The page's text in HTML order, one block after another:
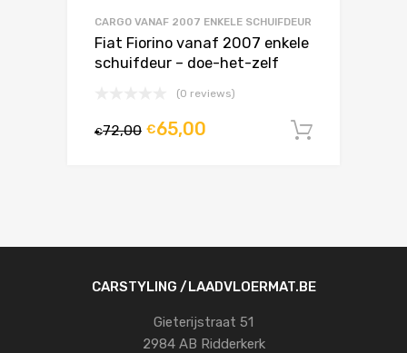
CARGO VANAF 2007 ENKELE SCHUIFDEUR
Fiat Fiorino vanaf 2007 enkele
schuifdeur – doe-het-zelf
(0 reviews)
€72,00 €65,00
CARSTYLING /LAADVLOERMAT.BE
Gieterijstraat 51
2984 AB Ridderkerk